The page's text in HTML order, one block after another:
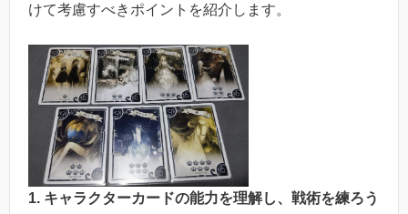
けて考慮すべきポイントを紹介します。
1. キャラクターカードの能力を理解し、戦術を練ろう